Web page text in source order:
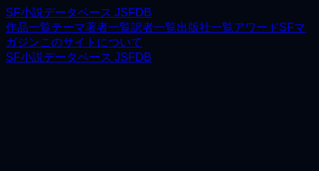
SF小説データベース JSFDB
作品一覧テーマ著者一覧訳者一覧出版社一覧アワードSFマ
ガジンこのサイトについて
SF小説データベース JSFDB